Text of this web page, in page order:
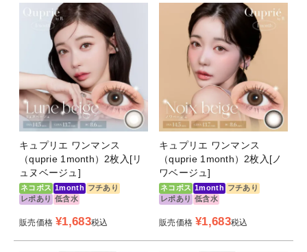
キュプリエ ワンマンス
（quprie 1month）2枚入[リ
ュヌベージュ]
ネコポス 1month フチあり
レポあり 低含水
販売価格 ¥1,683税込
キュプリエ ワンマンス
（quprie 1month）2枚入[ノ
ワベージュ]
ネコポス 1month フチあり
レポあり 低含水
販売価格 ¥1,683税込